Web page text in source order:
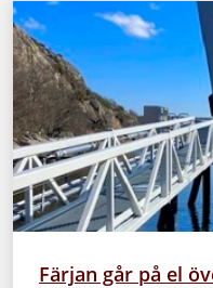
Färjan går på el